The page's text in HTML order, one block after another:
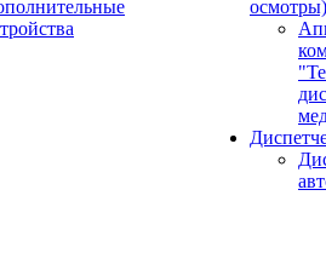
осмотры)